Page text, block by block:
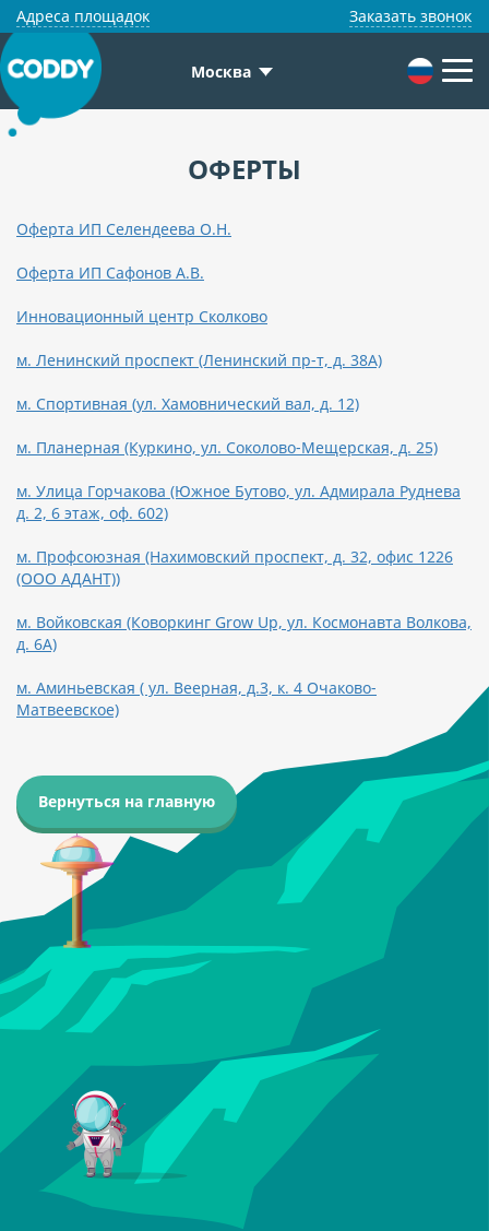
Адреса площадок Заказать звонок
Москва
ОФЕРТЫ
Оферта ИП Селендеева О.Н.
Оферта ИП Сафонов А.В.
Инновационный центр Сколково
м. Ленинский проспект (Ленинский пр-т, д. 38А)
м. Спортивная (ул. Хамовнический вал, д. 12)
м. Планерная (Куркино, ул. Соколово-Мещерская, д. 25)
м. Улица Горчакова (Южное Бутово, ул. Адмирала Руднева
д. 2, 6 этаж, оф. 602)
м. Профсоюзная (Нахимовский проспект, д. 32, офис 1226
(ООО АДАНТ))
м. Войковская (Коворкинг Grow Up, ул. Космонавта Волкова,
д. 6А)
м. Аминьевская ( ул. Веерная, д.3, к. 4 Очаково-
Матвеевское)
Вернуться на главную